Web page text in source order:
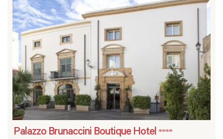
Palazzo Brunaccini Boutique Hotel ****